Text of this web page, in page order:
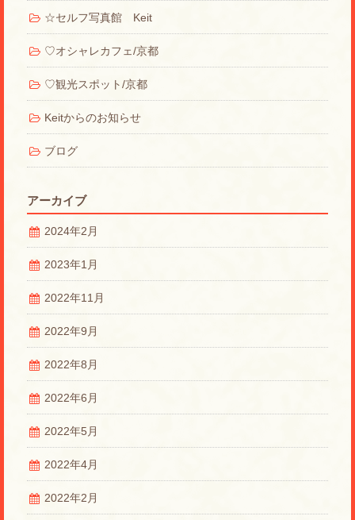
☆セルフ写真館 Keit
♡オシャレカフェ/京都
♡観光スポット/京都
Keitからのお知らせ
ブログ
アーカイブ
2024年2月
2023年1月
2022年11月
2022年9月
2022年8月
2022年6月
2022年5月
2022年4月
2022年2月